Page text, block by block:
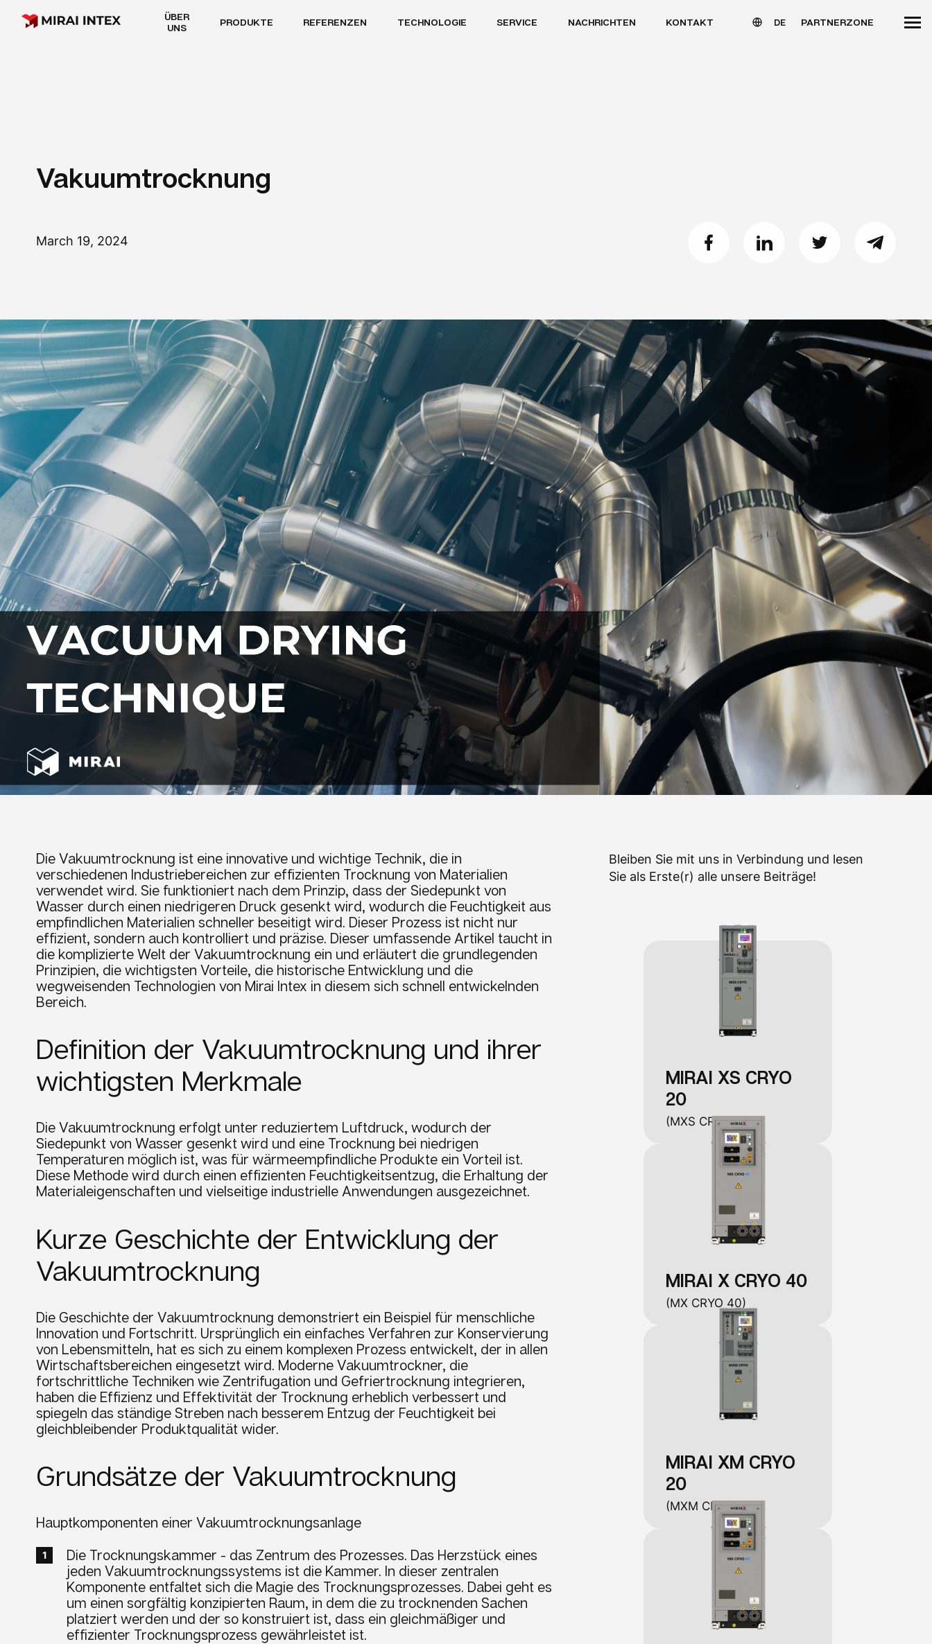
ÜBER
UNS
PRODUKTE REFERENZEN TECHNOLOGIE SERVICE NACHRICHTEN KONTAKT DE PARTNERZONE
Vakuumtrocknung
March 19, 2024
Die Vakuumtrocknung ist eine innovative und wichtige Technik, die in
verschiedenen Industriebereichen zur effizienten Trocknung von Materialien
verwendet wird. Sie funktioniert nach dem Prinzip, dass der Siedepunkt von
Wasser durch einen niedrigeren Druck gesenkt wird, wodurch die Feuchtigkeit aus
empfindlichen Materialien schneller beseitigt wird. Dieser Prozess ist nicht nur
effizient, sondern auch kontrolliert und präzise. Dieser umfassende Artikel taucht in
die komplizierte Welt der Vakuumtrocknung ein und erläutert die grundlegenden
Prinzipien, die wichtigsten Vorteile, die historische Entwicklung und die
wegweisenden Technologien von Mirai Intex in diesem sich schnell entwickelnden
Bereich.
Definition der Vakuumtrocknung und ihrer
wichtigsten Merkmale
Die Vakuumtrocknung erfolgt unter reduziertem Luftdruck, wodurch der
Siedepunkt von Wasser gesenkt wird und eine Trocknung bei niedrigen
Temperaturen möglich ist, was für wärmeempfindliche Produkte ein Vorteil ist.
Diese Methode wird durch einen effizienten Feuchtigkeitsentzug, die Erhaltung der
Materialeigenschaften und vielseitige industrielle Anwendungen ausgezeichnet.
Kurze Geschichte der Entwicklung der
Vakuumtrocknung
Die Geschichte der Vakuumtrocknung demonstriert ein Beispiel für menschliche
Innovation und Fortschritt. Ursprünglich ein einfaches Verfahren zur Konservierung
von Lebensmitteln, hat es sich zu einem komplexen Prozess entwickelt, der in allen
Wirtschaftsbereichen eingesetzt wird. Moderne Vakuumtrockner, die
fortschrittliche Techniken wie Zentrifugation und Gefriertrocknung integrieren,
haben die Effizienz und Effektivität der Trocknung erheblich verbessert und
spiegeln das ständige Streben nach besserem Entzug der Feuchtigkeit bei
gleichbleibender Produktqualität wider.
Grundsätze der Vakuumtrocknung
Hauptkomponenten einer Vakuumtrocknungsanlage
Die Trocknungskammer - das Zentrum des Prozesses. Das Herzstück eines
jeden Vakuumtrocknungssystems ist die Kammer. In dieser zentralen
Komponente entfaltet sich die Magie des Trocknungsprozesses. Dabei geht es
um einen sorgfältig konzipierten Raum, in dem die zu trocknenden Sachen
platziert werden und der so konstruiert ist, dass ein gleichmäßiger und
effizienter Trocknungsprozess gewährleistet ist.
Bleiben Sie mit uns in Verbindung und lesen
Sie als Erste(r) alle unsere Beiträge!
MIRAI XS CRYO
20
(MXS CRYO 20)
MIRAI X CRYO 40
(MX CRYO 40)
MIRAI XM CRYO
20
(MXM CRYO 20)